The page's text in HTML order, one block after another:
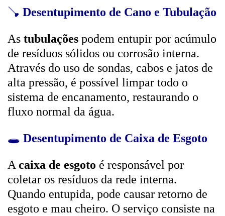
🪠 Desentupimento de Cano e Tubulação
As tubulações podem entupir por acúmulo
de resíduos sólidos ou corrosão interna.
Através do uso de sondas, cabos e jatos de
alta pressão, é possível limpar todo o
sistema de encanamento, restaurando o
fluxo normal da água.
🕳️ Desentupimento de Caixa de Esgoto
A caixa de esgoto é responsável por
coletar os resíduos da rede interna.
Quando entupida, pode causar retorno de
esgoto e mau cheiro. O serviço consiste na